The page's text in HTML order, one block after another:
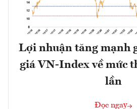
Lợi nhuận tăng mạnh
giá VN-Index về mức
lần
Đọc ngay